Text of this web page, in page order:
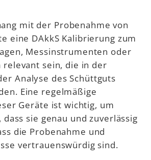
mit der Probenahme von
eine DAkkS Kalibrierung zum
Messinstrumenten oder
relevant sein, die in der
Analyse des Schüttguts
Eine regelmäßige
Geräte ist wichtig, um
sie genau und zuverlässig
die Probenahme und
vertrauenswürdig sind.